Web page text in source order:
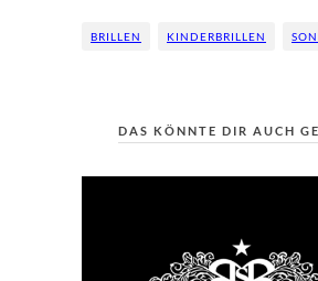
BRILLEN KINDERBRILLEN
DAS KÖNNTE DIR AUCH